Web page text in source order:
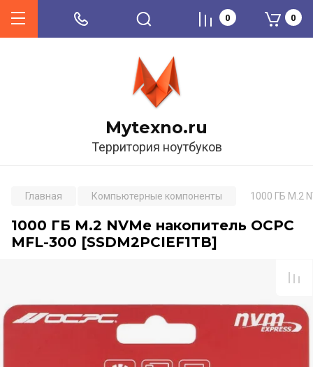
Mytexno.ru
Территория ноутбуков
0 0
Главная Компьютерные компоненты 1000 ГБ M.2
1000 ГБ M.2 NVMe накопитель OCPC
MFL-300 [SSDM2PCIEF1TB]